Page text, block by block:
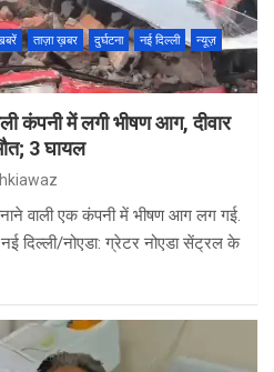
ताज़ा ख़बर दुर्घटना नई दिल्ली
न्यूज़
कंपनी में लगी भीषण आग, दीवार
3 घायल
वाली एक कंपनी में भीषण आग लग गई.
दिल्ली/नोएडा: ग्रेटर नोएडा सेंट्रल के